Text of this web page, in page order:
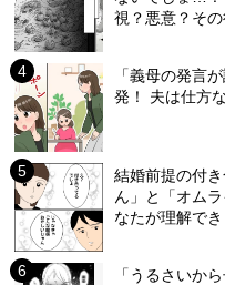
視？悪意？そ
「義母の発言
発！ 夫は仕方
結婚前提の付
ん」と「オム
なたが理解でき
「うるさいか